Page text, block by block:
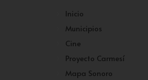
Inicio
Municipios
Cine
Proyecto Carmesí
Mapa Sonoro